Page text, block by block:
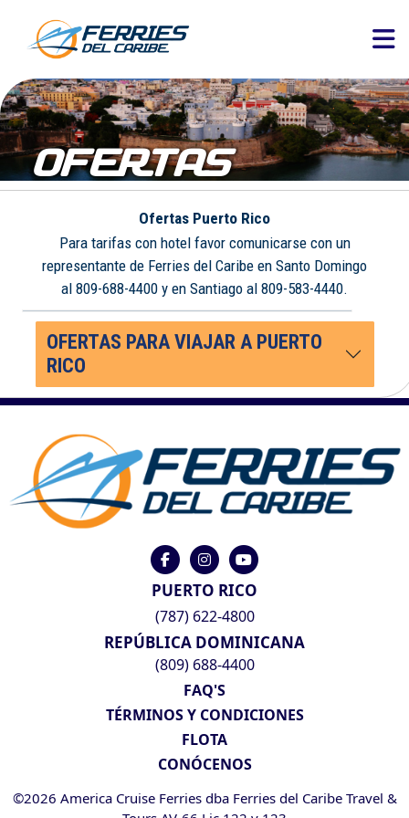
OFERTAS
Ofertas Puerto Rico
Para tarifas con hotel favor comunicarse con un
representante de Ferries del Caribe en Santo Domingo
al 809-688-4400 y en Santiago al 809-583-4440.
OFERTAS PARA VIAJAR A PUERTO
RICO
PUERTO RICO
(787) 622-4800
REPÚBLICA DOMINICANA
(809) 688-4400
FAQ'S
TÉRMINOS Y CONDICIONES
FLOTA
CONÓCENOS
©2026 America Cruise Ferries dba Ferries del Caribe Travel &